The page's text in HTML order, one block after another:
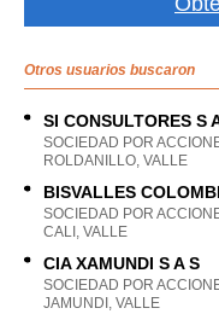
Otros usuarios buscaron
SI CONSULTORES S
SOCIEDAD POR
ROLDANILLO, VALLE
BISVALLES
SOCIEDAD POR
CALI, VALLE
CIA XAMUNDI S A S
SOCIEDAD POR
JAMUNDI, VALLE